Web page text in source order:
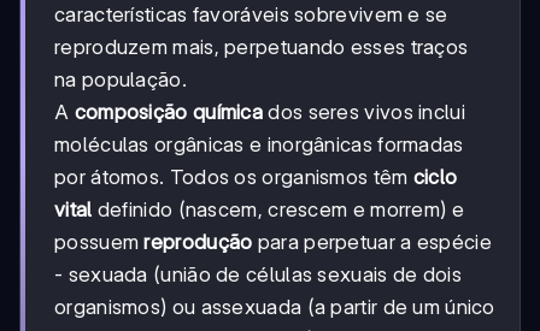
características favoráveis sobrevivem e se
reproduzem mais, perpetuando esses traços
na população.
A composição química dos seres vivos inclui
moléculas orgânicas e inorgânicas formadas
por átomos. Todos os organismos têm ciclo
vital definido (nascem, crescem e morrem) e
possuemreprodução para perpetuar a espécie
- sexuada (união de células sexuais de dois
organismos) ou assexuada (a partir de um único